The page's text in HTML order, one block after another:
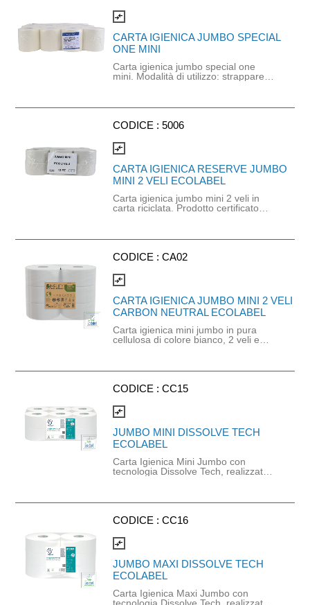
compare_arrows
CARTA IGIENICA JUMBO SPECIAL
ONE MINI
Carta igienica jumbo special one
mini. Modalità di utilizzo: strappare
tratteggiata verde e tirare per estrarla
CODICE :5006
compare_arrows
CARTA IGIENICA RESERVE JUMBO
MINI 2 VELI ECOLABEL
Carta igienica jumbo mini 2 veli in
carta riciclata. Prodotto certificato
tipo. Lunghezza 120metri.
CODICE :CA02
compare_arrows
CARTA IGIENICA JUMBO MINI 2 VELI
CARBON NEUTRAL ECOLABEL
Carta igienica mini jumbo in pura
cellulosa di colore bianco, 2 veli e
Neutral: l'impronta ambientale del
e compensata sostenendo progetti di
Lunghezza rotolo: 170mt. Strappi:
557.
CODICE :CC15
compare_arrows
JUMBO MINI DISSOLVE TECH
ECOLABEL
Carta Igienica Mini Jumbo con
tecnologia Dissolve Tech, realizzata
monovelo, grazie alla maggiore
stesse prestazioni di un prodotto a 2
FSC. Lunghezza rotolo: 300mt.
Diametro rotolo: 20cm. Diametro
anima: 6cm.
CODICE :CC16
compare_arrows
JUMBO MAXI DISSOLVE TECH
ECOLABEL
Carta Igienica Maxi Jumbo con